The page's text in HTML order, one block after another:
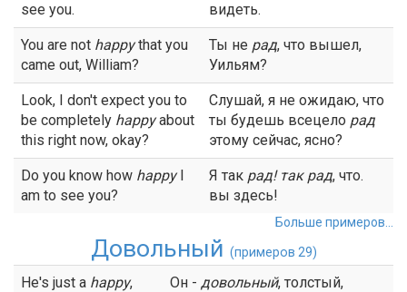
see you.
видеть.
You are not happythat you
came out, William?
Ты не рад, что вышел,
Уильям?
Look, I don't expect you to
be completely happyabout
this right now, okay?
Слушай, я не ожидаю, что
ты будешь всецело рад
этому сейчас, ясно?
Do you know how happyI
am to see you?
Я так рад! так рад, что.
вы здесь!
Больше примеров...
Довольный (примеров 29)
He's just a happy,
Он - довольный, толстый,